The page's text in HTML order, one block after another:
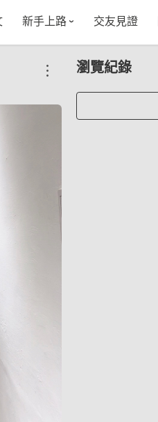
新手上路
五大功能
VIP獨享
使用者指南
如何報名/舉辦聚會
聚會主題推薦
交友見證
瀏覽紀錄